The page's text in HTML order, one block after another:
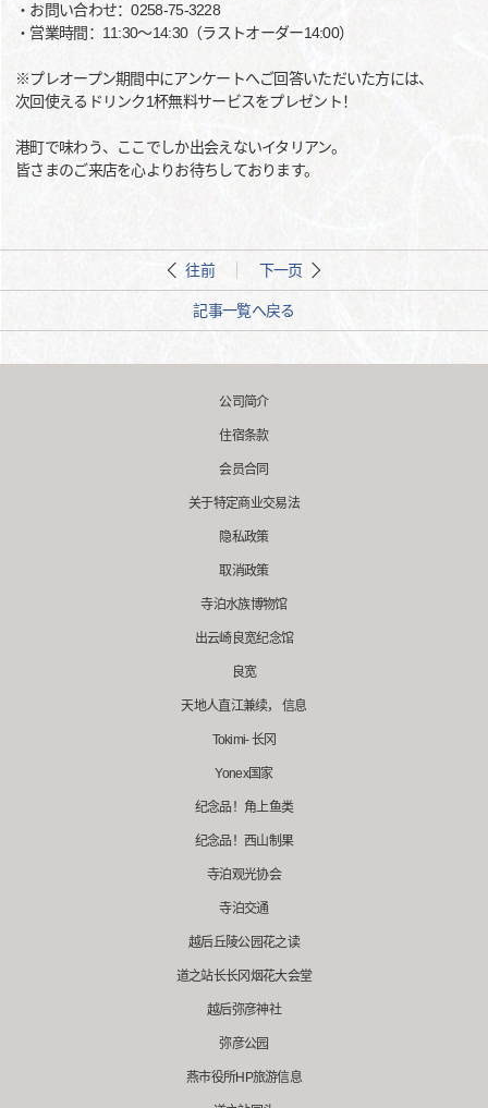
・お問い合わせ：0258-75-3228
・営業時間：11:30～14:30（ラストオーダー14:00）
※プレオープン期間中にアンケートへご回答いただいた方には、
次回使えるドリンク1杯無料サービスをプレゼント！
港町で味わう、ここでしか出会えないイタリアン。
皆さまのご来店を心よりお待ちしております。
往前 下一页
記事一覧へ戻る
公司简介
住宿条款
会员合同
关于特定商业交易法
隐私政策
取消政策
寺泊水族博物馆
出云崎良宽纪念馆
良宽
天地人直江兼续， 信息
Tokimi- 长冈
Yonex国家
纪念品！角上鱼类
纪念品！西山制果
寺泊观光协会
寺泊交通
越后丘陵公园花之读
道之站长长冈烟花大会堂
越后弥彦神社
弥彦公园
燕市役所HP旅游信息